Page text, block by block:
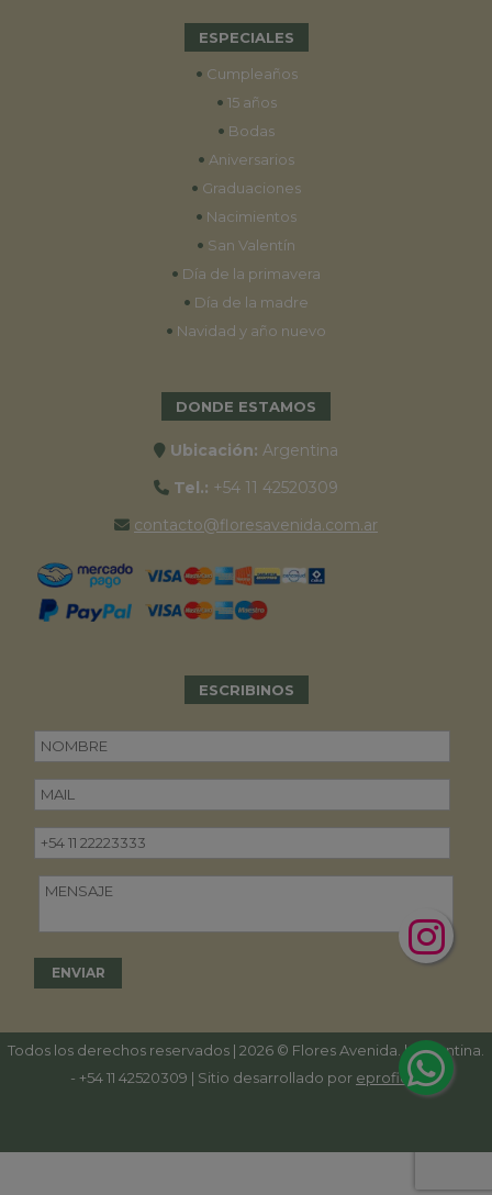
ESPECIALES
• Cumpleaños
• 15 años
• Bodas
• Aniversarios
• Graduaciones
• Nacimientos
• San Valentín
• Día de la primavera
• Día de la madre
• Navidad y año nuevo
DONDE ESTAMOS
Ubicación: Argentina
Tel.: +54 11 42520309
contacto@floresavenida.com.ar
ESCRIBINOS
Todos los derechos reservados | 2026 © Flores Avenida. | Argentina.
- +54 11 42520309 | Sitio desarrollado por eproficio